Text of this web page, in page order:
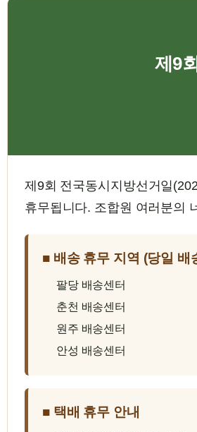
제9
제9회 전국동시지방선거일
휴무됩니다. 조합원 여러분의
■ 배송 휴무 지역 (당일 배
팔당 배송센터
춘천 배송센터
원주 배송센터
안성 배송센터
■ 택배 휴무 안내